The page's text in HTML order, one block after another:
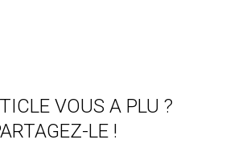
VOUS A PLU ?
LE !